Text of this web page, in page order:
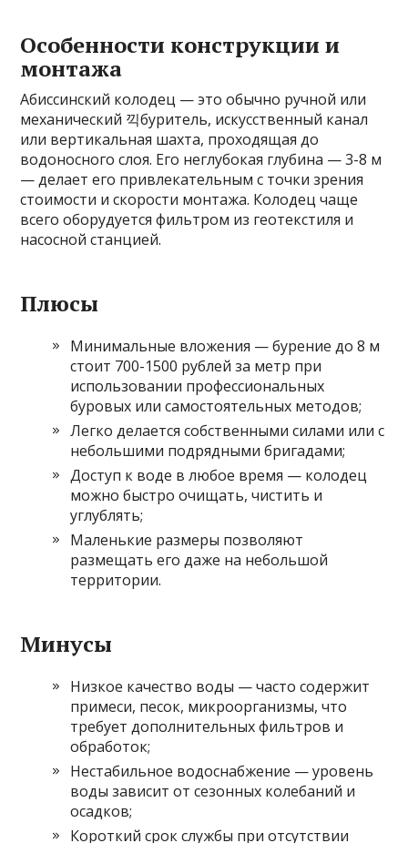
Особенности конструкции и
монтажа
Абиссинский колодец — это обычно ручной или
механический 끽буритель, искусственный канал
или вертикальная шахта, проходящая до
водоносного слоя. Его неглубокая глубина — 3-8 м
— делает его привлекательным с точки зрения
стоимости и скорости монтажа. Колодец чаще
всего оборудуется фильтром из геотекстиля и
насосной станцией.
Плюсы
Минимальные вложения — бурение до 8 м
стоит 700-1500 рублей за метр при
использовании профессиональных
буровых или самостоятельных методов;
Легко делается собственными силами или с
небольшими подрядными бригадами;
Доступ к воде в любое время — колодец
можно быстро очищать, чистить и
углублять;
Маленькие размеры позволяют
размещать его даже на небольшой
территории.
Минусы
Низкое качество воды — часто содержит
примеси, песок, микроорганизмы, что
требует дополнительных фильтров и
обработок;
Нестабильное водоснабжение — уровень
воды зависит от сезонных колебаний и
осадков;
Короткий срок службы при отсутствии